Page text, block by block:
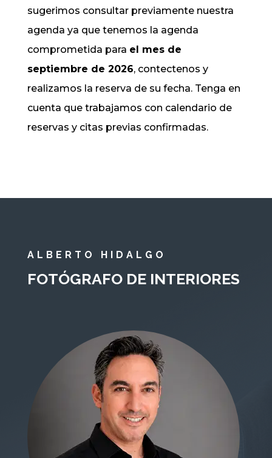
sugerimos consultar previamente nuestra
agenda ya que tenemos la agenda
comprometida para el mes de
septiembre de 2026, contectenos y
realizamos la reserva de su fecha. Tenga en
cuenta que trabajamos con calendario de
reservas y citas previas confirmadas.
ALBERTO HIDALGO
FOTÓGRAFO DE INTERIORES